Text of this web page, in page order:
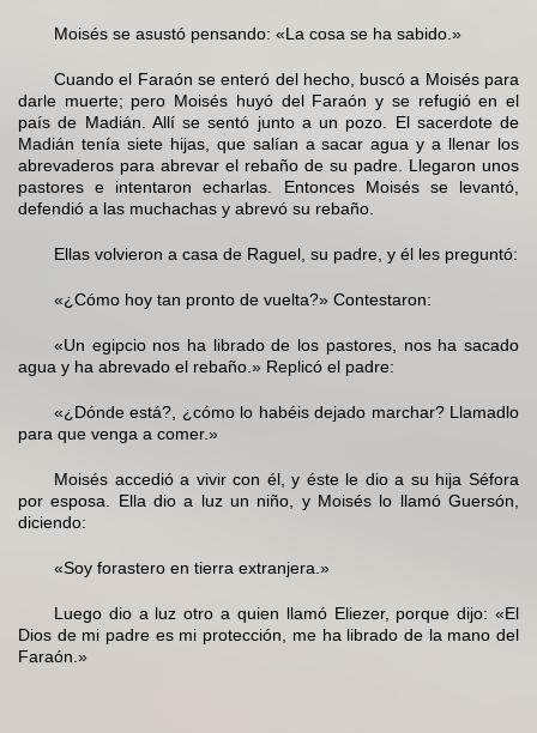
Moisés se asustó pensando: «La cosa se ha sabido.»
Cuando el Faraón se enteró del hecho, buscó a Moisés para
darle muerte; pero Moisés huyó del Faraón y se refugió en el
país de Madián. Allí se sentó junto a un pozo. El sacerdote de
Madián tenía siete hijas, que salían a sacar agua y a llenar los
abrevaderos para abrevar el rebaño de su padre. Llegaron unos
pastores e intentaron echarlas. Entonces Moisés se levantó,
defendió a las muchachas y abrevó su rebaño.
Ellas volvieron a casa de Raguel, su padre, y él les preguntó:
«¿Cómo hoy tan pronto de vuelta?» Contestaron:
«Un egipcio nos ha librado de los pastores, nos ha sacado
agua y ha abrevado el rebaño.» Replicó el padre:
«¿Dónde está?, ¿cómo lo habéis dejado marchar? Llamadlo
para que venga a comer.»
Moisés accedió a vivir con él, y éste le dio a su hija Séfora
por esposa. Ella dio a luz un niño, y Moisés lo llamó Guersón,
diciendo:
«Soy forastero en tierra extranjera.»
Luego dio a luz otro a quien llamó Eliezer, porque dijo: «El
Dios de mi padre es mi protección, me ha librado de la mano del
Faraón.»